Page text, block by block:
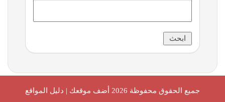
جميع الحقوق محفوظة 2026 أضف موقعك | دليل المواقع